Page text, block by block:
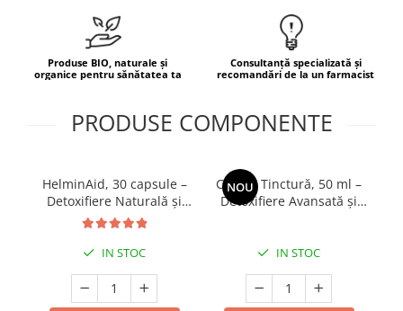
Produse Apicole
Produse BIO, naturale și
organice pentru sănătatea ta
Consultanță specializată și
recomandări de la un farmacist
PRODUSE COMPONENTE
HelminAid, 30 capsule –
Detoxifiere Naturală și
Sănătatea Tractului
IN STOC
NOU
Clarkia Tinctură, 50 ml –
Detoxifiere Avansată și
IN STOC